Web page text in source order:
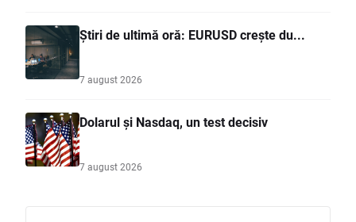
Știri de ultimă oră: EURUSD crește du...
7 august 2026
Dolarul și Nasdaq, un test decisiv
7 august 2026